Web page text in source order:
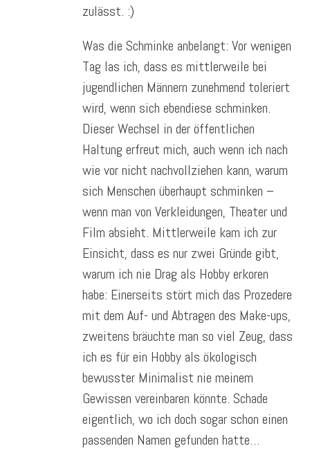
zulässt. :)
Was die Schminke anbelangt: Vor wenigen
Tag las ich, dass es mittlerweile bei
jugendlichen Männern zunehmend toleriert
wird, wenn sich ebendiese schminken.
Dieser Wechsel in der öffentlichen
Haltung erfreut mich, auch wenn ich nach
wie vor nicht nachvollziehen kann, warum
sich Menschen überhaupt schminken –
wenn man von Verkleidungen, Theater und
Film absieht. Mittlerweile kam ich zur
Einsicht, dass es nur zwei Gründe gibt,
warum ich nie Drag als Hobby erkoren
habe: Einerseits stört mich das Prozedere
mit dem Auf- und Abtragen des Make-ups,
zweitens bräuchte man so viel Zeug, dass
ich es für ein Hobby als ökologisch
bewusster Minimalist nie meinem
Gewissen vereinbaren könnte. Schade
eigentlich, wo ich doch sogar schon einen
passenden Namen gefunden hatte…